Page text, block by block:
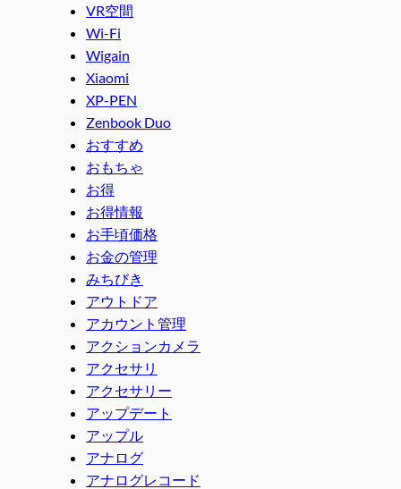
VR空間
Wi-Fi
Wigain
Xiaomi
XP-PEN
Zenbook Duo
おすすめ
おもちゃ
お得
お得情報
お手頃価格
お金の管理
みちびき
アウトドア
アカウント管理
アクションカメラ
アクセサリ
アクセサリー
アップデート
アップル
アナログ
アナログレコード